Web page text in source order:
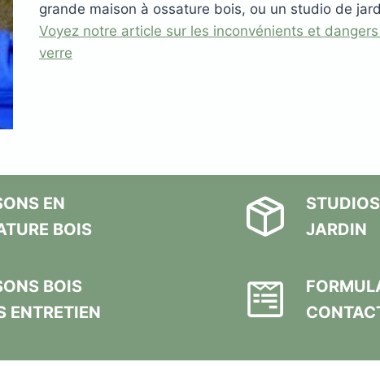
grande maison à ossature bois, ou un studio de
Voyez notre article sur les inconvénients et
verre
EN
BOIS
BOIS
ENTRETIEN
JARDIN